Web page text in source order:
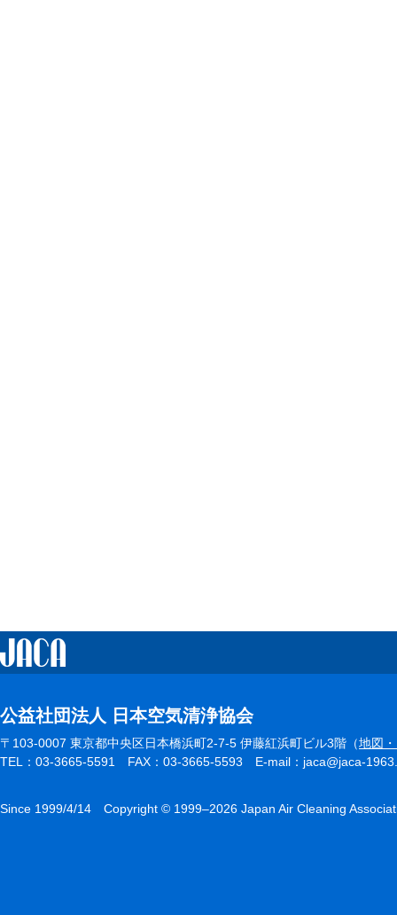
公益社団法人 日本空気清浄協会
〒103-0007 東京都中央区日本橋浜町2-7-5 伊藤紅浜町ビル3階（地図
TEL：03-3665-5591 FAX：03-3665-5593 E-mail：jaca@jaca-
Since 1999/4/14 Copyright © 1999–2026 Japan Air Cleaning